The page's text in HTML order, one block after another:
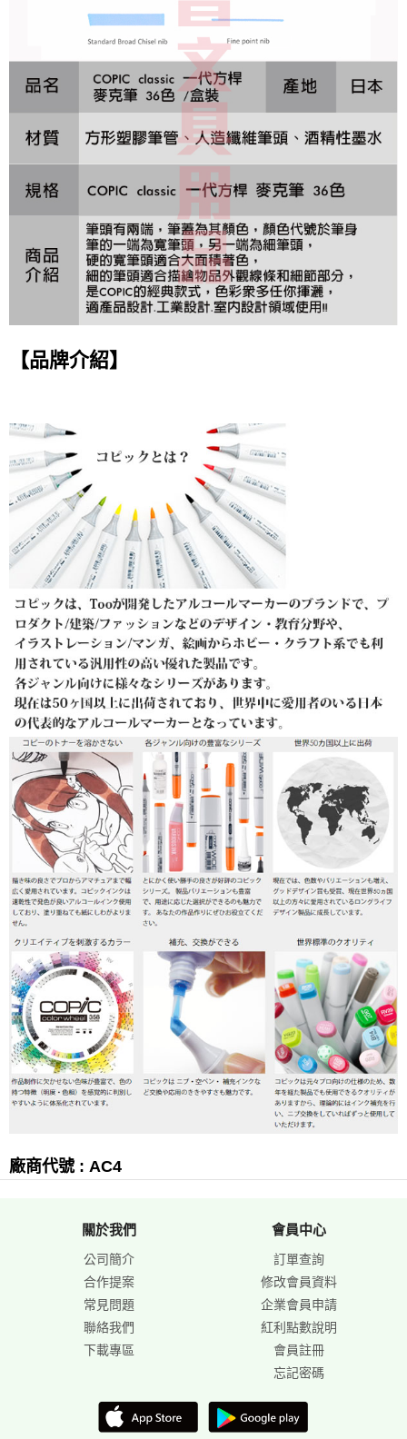
【品牌介紹】
廠商代號 : AC4
關於我們
公司簡介
合作提案
常見問題
聯絡我們
下載專區
會員中心
訂單查詢
修改會員資料
企業會員申請
紅利點數說明
會員註冊
忘記密碼